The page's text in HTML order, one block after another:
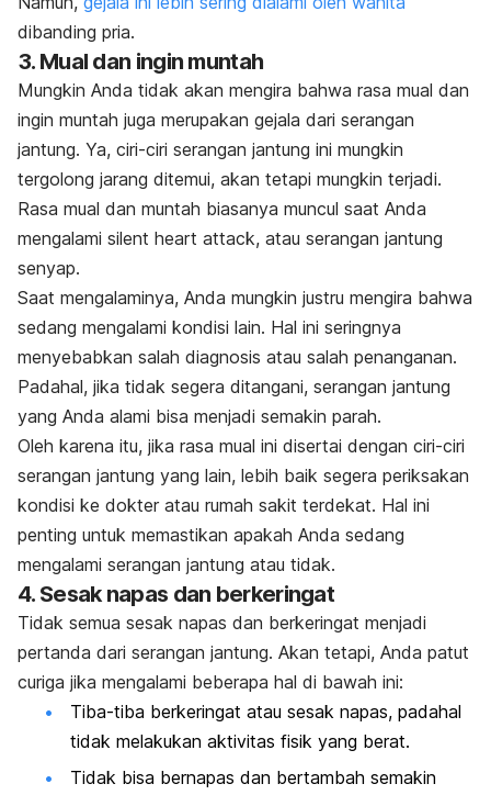
dibanding pria.
3. Mual dan ingin muntah
Mungkin Anda tidak akan mengira bahwa rasa mual dan
ingin muntah juga merupakan gejala dari serangan
jantung. Ya, ciri-ciri serangan jantung ini mungkin
tergolong jarang ditemui, akan tetapi mungkin terjadi.
Rasa mual dan muntah biasanya muncul saat Anda
mengalami silent heart attack, atau serangan jantung
senyap.
Saat mengalaminya, Anda mungkin justru mengira bahwa
sedang mengalami kondisi lain. Hal ini seringnya
menyebabkan salah diagnosis atau salah penanganan.
Padahal, jika tidak segera ditangani, serangan jantung
yang Anda alami bisa menjadi semakin parah.
Oleh karena itu, jika rasa mual ini disertai dengan ciri-ciri
serangan jantung yang lain, lebih baik segera periksakan
kondisi ke dokter atau rumah sakit terdekat. Hal ini
penting untuk memastikan apakah Anda sedang
mengalami serangan jantung atau tidak.
4. Sesak napas dan berkeringat
Tidak semua sesak napas dan berkeringat menjadi
pertanda dari serangan jantung. Akan tetapi, Anda patut
curiga jika mengalami beberapa hal di bawah ini:
Tiba-tiba berkeringat atau sesak napas, padahal
tidak melakukan aktivitas fisik yang berat.
Tidak bisa bernapas dan bertambah semakin